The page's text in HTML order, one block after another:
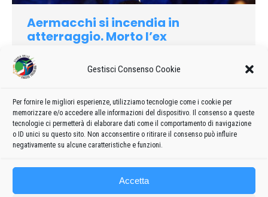
Gestisci Consenso Cookie
Per fornire le migliori esperienze, utilizziamo tecnologie come i cookie per
memorizzare e/o accedere alle informazioni del dispositivo. Il consenso a queste
tecnologie ci permetterà di elaborare dati come il comportamento di navigazione
o ID unici su questo sito. Non acconsentire o ritirare il consenso può influire
negativamente su alcune caratteristiche e funzioni.
Accetta
Aermacchi si incendia in
atterraggio. Morto l’ex
1992 admin8235 11 Novembre 2019 Lascia un commento
addestramento, è precipitato incendiandosi mentre era in
fase di atterraggio all’aeroporto militare di Pratica di Mare
vicino a Roma.